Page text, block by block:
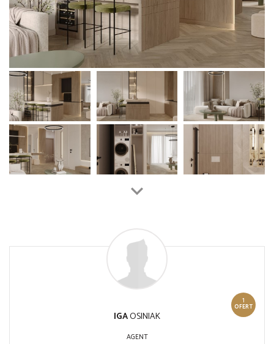
1
OFERT
IGAOSINIAK
AGENT